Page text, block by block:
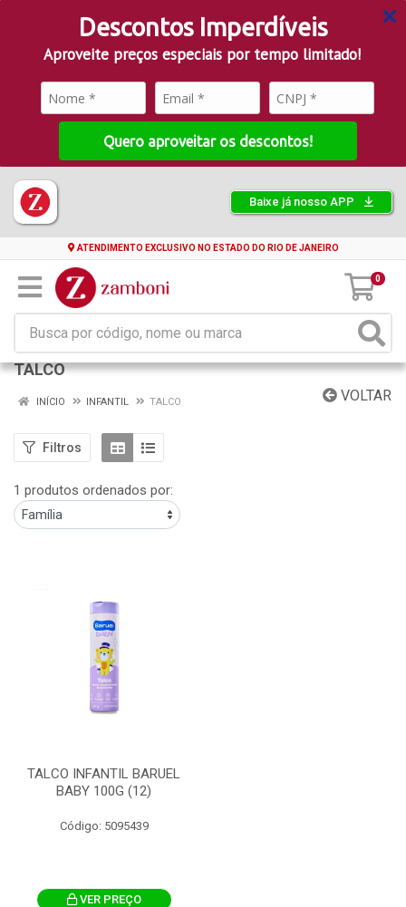
Descontos Imperdíveis
Aproveite preços especiais por tempo limitado!
Quero aproveitar os descontos!
Baixe já nosso APP
ATENDIMENTO EXCLUSIVO NO ESTADO DO RIO DE JANEIRO
0
TALCO
VOLTAR
INÍCIO INFANTIL TALCO
Filtros
1 produtos ordenados por:
TALCO INFANTIL BARUEL
BABY 100G (12)
Código: 5095439
VER PREÇO